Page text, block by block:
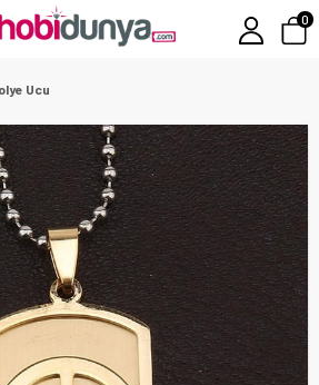
0
Ucu